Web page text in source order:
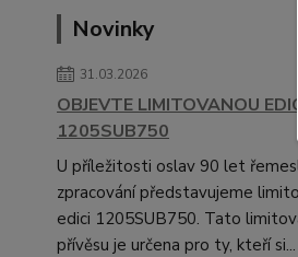
Novinky
31.03.2026
OBJEVTE LIMITOVANOU EDICI
1205SUB750
U příležitosti oslav 90 let
zpracování představujeme
edici 1205SUB750. Tato
přívěsu je určena pro ty, kteří si...